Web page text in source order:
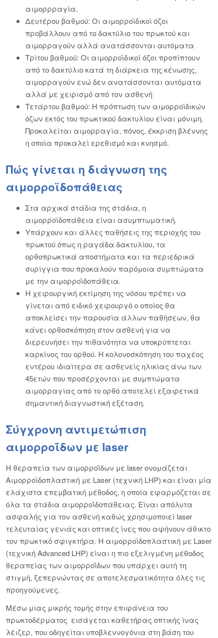
αιμορρραγία.
Δευτέρου βαθμού: Οι αιμορροϊδικοί όζοι
προβάλλουν από το δακτύλιο του πρωκτού και
αιμορραγούν αλλά ανατάσσονται αυτόματα
Τρίτου βαθμού: Οι αιμορροϊδικοί όζοι προπίπτουν
από το δακτύλιο κατά τη διάρκεια της κένωσης,
αιμορραγούν ενώ δεν ανατάσσονται αυτόματα
αλλά με χειρισμό από τον ασθενή
Τετάρτου βαθμού: Η πρόπτωση των αιμορροϊδικών
όζων εκτός του πρωκτικού δακτυλίου είναι μόνιμη.
Προκαλείται αιμορραγία, πόνος, έκκριση βλέννης
η οποία προκαλεί ερεθισμό και κνησμό.
Πώς γίνεται η διάγνωση της
αιμορροϊδοπάθειας
Στα αρχικά στάδια της στάδια, η
αιμορροϊδοπάθεια είναι ασυμπτωματική.
Υπάρχουν και άλλες παθήσεις της περιοχής του
πρωκτού όπως η ραγάδα δακτυλίου, τα
ορθοπρωκτικά αποστήματα και τα περιεδρικά
συρίγγια που προκαλούν παρόμοια συμπτώματα
με την αιμορροϊδοπάθεια.
Η χειρουργική εκτίμηση της νόσου πρέπει να
γίνεται από ειδικό χειρουργό ο οποίος θα
αποκλείσει την παρουσία άλλων παθήσεων, θα
κάνει ορθοσκόπηση στον ασθενή για να
διερευνήσει την πιθανότητα να υποκρύπτεται
καρκίνος του ορθού. Η κολονοσκόπηση του παχέος
εντέρου ιδιαίτερα σε ασθενείς ηλικίας άνω των
45ετών που προσέρχονται με συμπτώματα
αιμορραγίας από το ορθό αποτελεί εξαιρετικά
σημαντική διαγνωστική εξέταση.
Σύγχρονη αντιμετώπιση
αιμορροΐδων με laser
Η θεραπεία των αιμορροΐδων με laser ονομάζεται
Αιμορροϊδοπλαστική με Laser (τεχνική LHP) και είναι μία
ελάχιστα επεμβατική μέθοδος, η οποία εφαρμόζεται σε
όλα τα στάδια αιμορροΐδοπάθειας. Είναι απόλυτα
ασφαλής για τον ασθενή καθώς χρησιμοποιεί laser
τελευταίας γενιάς και οπτικές ίνες που αφήνουν άθικτο
τον πρωκτικό σφιγκτήρα. Η αιμορροϊδοπλαστική με Laser
(τεχνική Advanced LHP) είναι η πιο εξελιγμένη μέθοδος
θεραπείας των αιμορροΐδων που υπάρχει αυτή τη
στιγμή, ξεπερνώντας σε αποτελεσματικότητα όλες τις
προηγούμενες.
Μέσω μιας μικρής τομής στην επιφάνεια του
πρωκτοδέρματος εισάγεται καθετήρας οπτικής ίνας
λέιζερ, που οδηγείται υποβλεννογόνια στη βάση του